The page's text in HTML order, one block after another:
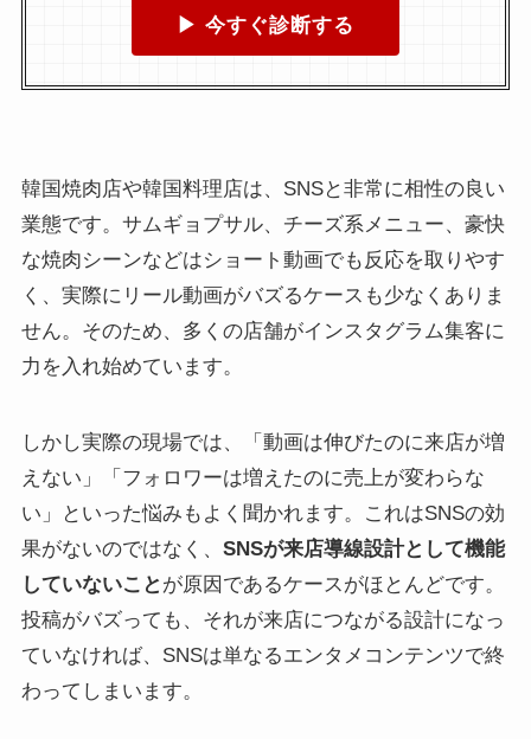
▶ 今すぐ診断する
韓国焼肉店や韓国料理店は、SNSと非常に相性の良い
業態です。サムギョプサル、チーズ系メニュー、豪快
な焼肉シーンなどはショート動画でも反応を取りやす
く、実際にリール動画がバズるケースも少なくありま
せん。そのため、多くの店舗がインスタグラム集客に
力を入れ始めています。
しかし実際の現場では、「動画は伸びたのに来店が増
えない」「フォロワーは増えたのに売上が変わらな
い」といった悩みもよく聞かれます。これはSNSの効
果がないのではなく、 SNSが来店導線設計として機能
していないこと が原因であるケースがほとんどです。
投稿がバズっても、それが来店につながる設計になっ
ていなければ、SNSは単なるエンタメコンテンツで終
わってしまいます。